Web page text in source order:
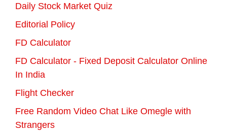
Daily Stock Market Quiz
Editorial Policy
FD Calculator
FD Calculator - Fixed Deposit Calculator Online
In India
Flight Checker
Free Random Video Chat Like Omegle with
Strangers